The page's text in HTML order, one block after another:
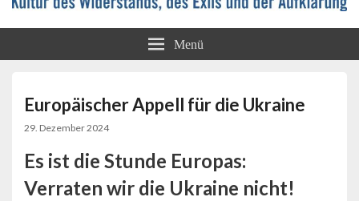
Zwischenwelt
International
Menü
Europäischer Appell für die Ukraine
29. Dezember 2024
Es ist die Stunde Europas:
Verraten wir die Ukraine nicht!